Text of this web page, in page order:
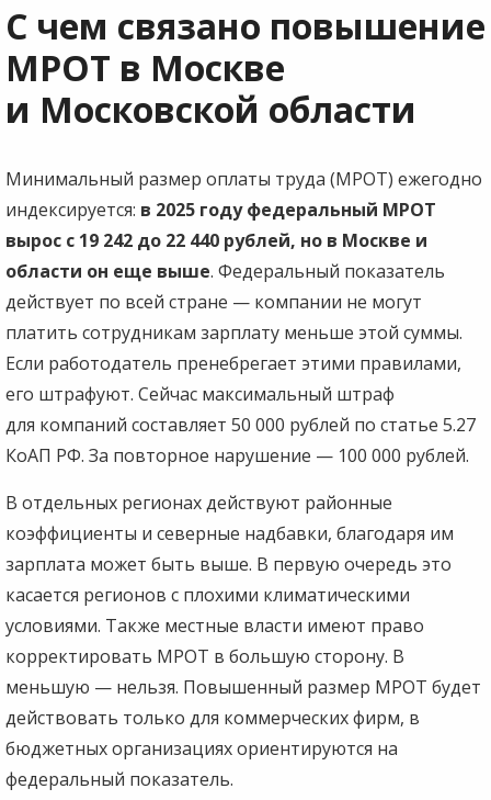
С чем связано повышение
МРОТ в Москве
и Московской области
Минимальный размер оплаты труда (МРОТ) ежегодно
индексируется: в 2025 году федеральный МРОТ
вырос с 19 242 до 22 440 рублей, но в Москве и
области он еще выше. Федеральный показатель
действует по всей стране — компании не могут
платить сотрудникам зарплату меньше этой суммы.
Если работодатель пренебрегает этими правилами,
его штрафуют. Сейчас максимальный штраф
для компаний составляет 50 000 рублей по статье 5.27
КоАП РФ. За повторное нарушение — 100 000 рублей.
В отдельных регионах действуют районные
коэффициенты и северные надбавки, благодаря им
зарплата может быть выше. В первую очередь это
касается регионов с плохими климатическими
условиями. Также местные власти имеют право
корректировать МРОТ в большую сторону. В
меньшую — нельзя. Повышенный размер МРОТ будет
действовать только для коммерческих фирм, в
бюджетных организациях ориентируются на
федеральный показатель.